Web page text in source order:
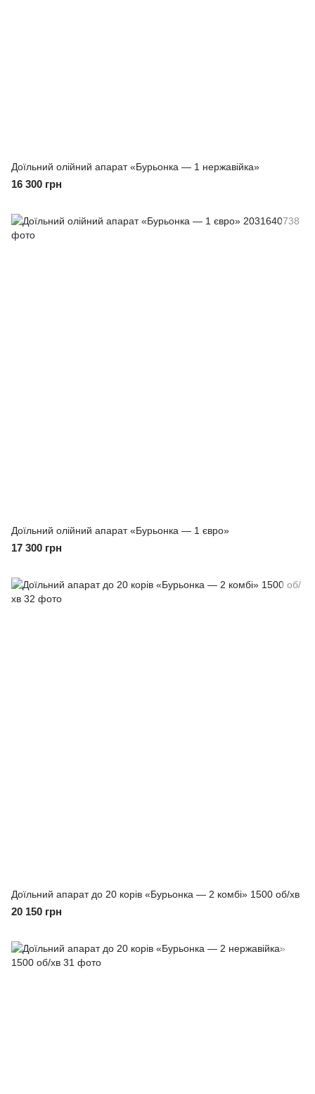
Доїльний олійний апарат «Бурьонка — 1 нержавійка»
16 300 грн
Доїльний олійний апарат «Бурьонка — 1 євро»
17 300 грн
Доїльний апарат до 20 корів «Бурьонка — 2 комбі» 1500 об/хв
20 150 грн